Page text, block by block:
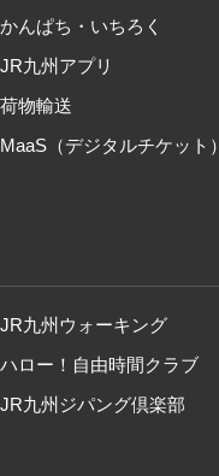
かんぱち・いちろく
JR九州アプリ
荷物輸送
MaaS（デジタルチケット）
JR九州ウォーキング
ハロー！自由時間クラブ
JR九州ジパング倶楽部